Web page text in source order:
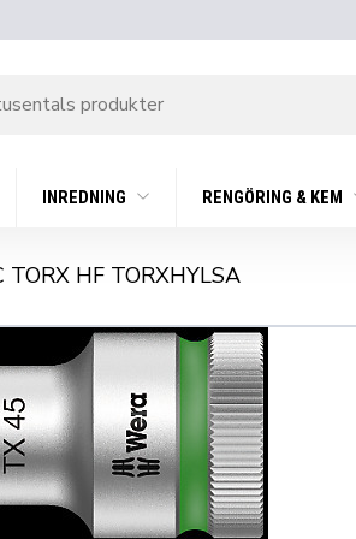
INREDNING RENGÖRING & KEM
HF TORXHYLSA